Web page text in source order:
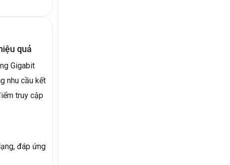
quả
Gigabit
nhu cầu kết
truy cập
đáp ứng